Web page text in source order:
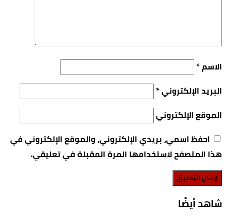
الاسم*
البريد الإلكتروني*
الموقع الإلكتروني
احفظ اسمي، بريدي الإلكتروني، والموقع الإلكتروني في
هذا المتصفح لاستخدامها المرة المقبلة في تعليقي.
‫شاهد أيضًا‬